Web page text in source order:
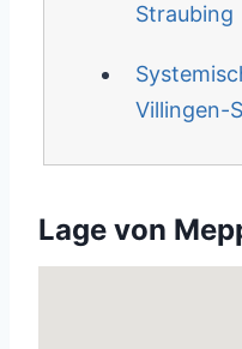
Straubing
Villingen-
Lage von